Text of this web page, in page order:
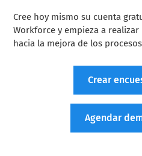
Cree hoy mismo su cuenta
Workforce y empieza a realizar
hacia la mejora de los
Crear
Agendar